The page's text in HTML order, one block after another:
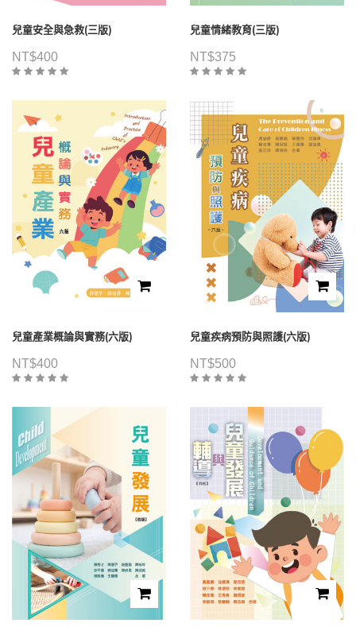
兒童安全與急救(三版)
NT$400
兒童情緒教育(三版)
NT$375
兒童產業概論與實務(六版)
NT$400
兒童疾病預防與照護(六版)
NT$500